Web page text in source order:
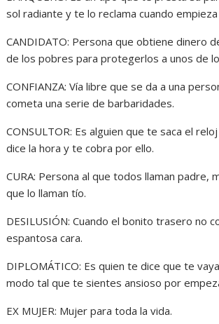
sol radiante y te lo reclama cuando
CANDIDATO: Persona que obtiene dinero
de los pobres para protegerlos a unos de
CONFIANZA: Vía libre que se da a una
cometa una serie de barbaridades.
CONSULTOR: Es alguien que te saca el
dice la hora y te cobra por ello.
CURA: Persona al que todos llaman padre,
que lo llaman tío.
DESILUSIÓN: Cuando el bonito trasero no
espantosa cara.
DIPLOMÁTICO: Es quien te dice que te
modo tal que te sientes ansioso por
EX MUJER: Mujer para toda la vida.